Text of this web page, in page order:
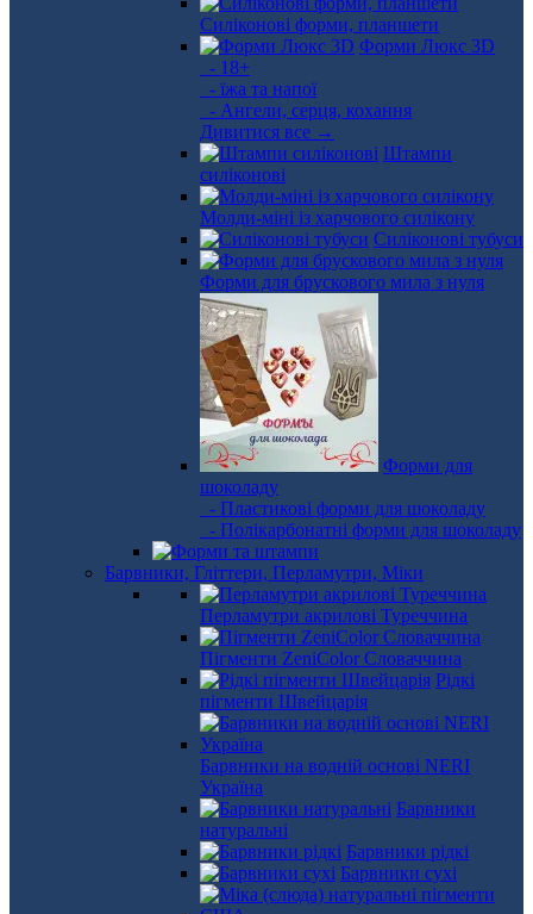
Силіконові форми, планшети
Форми Люкс 3D
- 18+
- їжа та напої
- Ангели, серця, кохання
Дивитися все →
Штампи
силіконові
Молди-міні із харчового силікону
Силіконові тубуси
Форми для брускового мила з нуля
Форми для
шоколаду
- Пластикові форми для шоколаду
- Полікарбонатні форми для шоколаду
Барвники, Гліттери, Перламутри, Міки
Перламутри акрилові Туреччина
Пігменти ZeniColor Словаччина
Рідкі
пігменти Швейцарія
Барвники на водній основі NERI
Україна
Барвники
натуральні
Барвники рідкі
Барвники сухі